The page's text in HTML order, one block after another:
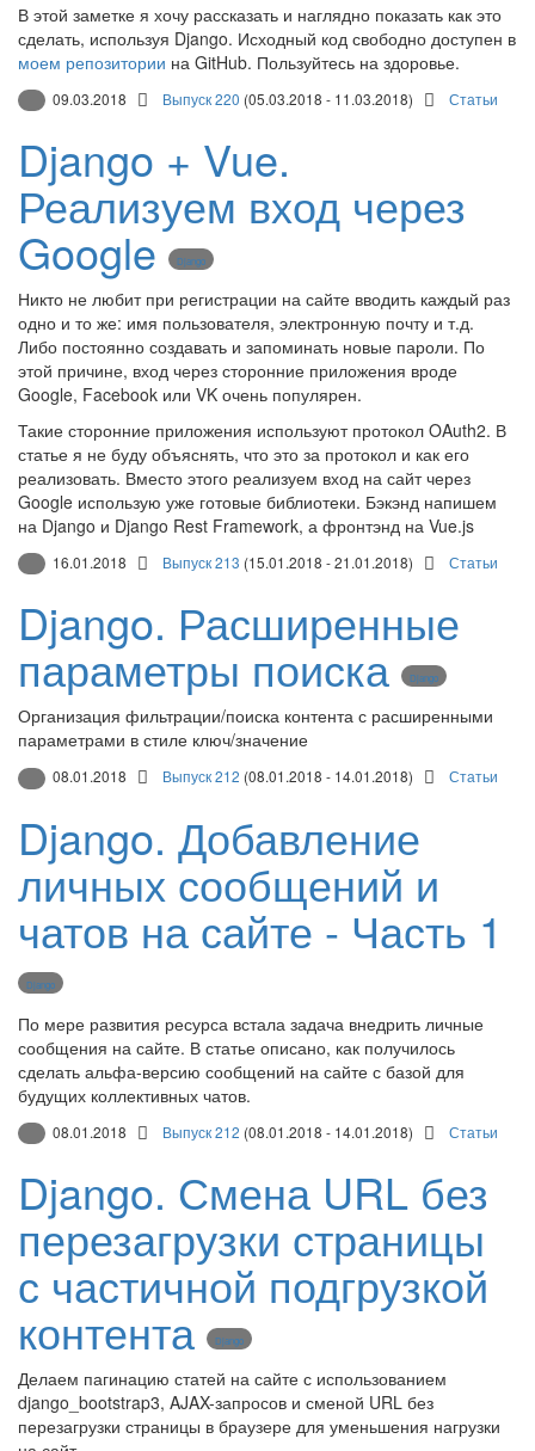
В этой заметке я хочу рассказать и наглядно показать как это
сделать, используя Django. Исходный код свободно доступен в
моем репозитории на GitHub. Пользуйтесь на здоровье.
09.03.2018 Выпуск 220 (05.03.2018 - 11.03.2018) Статьи
Django + Vue.
Реализуем вход через
Google Django
Никто не любит при регистрации на сайте вводить каждый раз
одно и то же: имя пользователя, электронную почту и т.д.
Либо постоянно создавать и запоминать новые пароли. По
этой причине, вход через сторонние приложения вроде
Google, Facebook или VK очень популярен.
Такие сторонние приложения используют протокол OAuth2. В
статье я не буду объяснять, что это за протокол и как его
реализовать. Вместо этого реализуем вход на сайт через
Google использую уже готовые библиотеки. Бэкэнд напишем
на Django и Django Rest Framework, а фронтэнд на Vue.js
16.01.2018 Выпуск 213 (15.01.2018 - 21.01.2018) Статьи
Django. Расширенные
параметры поиска Django
Организация фильтрации/поиска контента с расширенными
параметрами в стиле ключ/значение
08.01.2018 Выпуск 212 (08.01.2018 - 14.01.2018) Статьи
Django. Добавление
личных сообщений и
чатов на сайте - Часть 1
Django
По мере развития ресурса встала задача внедрить личные
сообщения на сайте. В статье описано, как получилось
сделать альфа-версию сообщений на сайте с базой для
будущих коллективных чатов.
08.01.2018 Выпуск 212 (08.01.2018 - 14.01.2018) Статьи
Django. Смена URL без
перезагрузки страницы
с частичной подгрузкой
контента Django
Делаем пагинацию статей на сайте с использованием
django_bootstrap3, AJAX-запросов и сменой URL без
перезагрузки страницы в браузере для уменьшения нагрузки